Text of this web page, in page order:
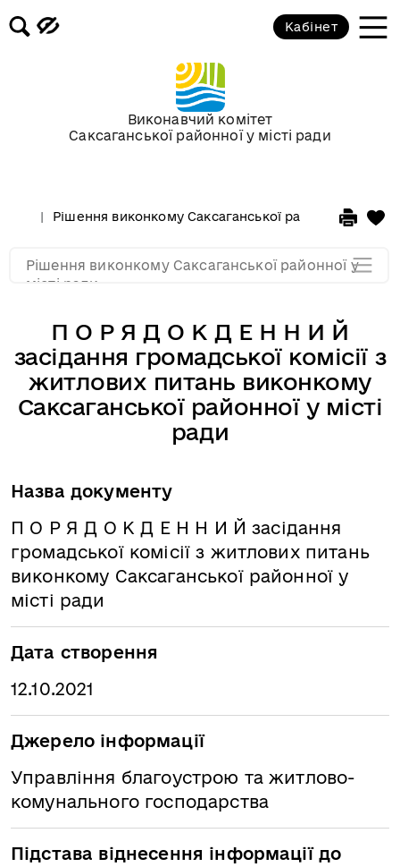
Виконавчий комітет
Саксаганської районної у місті ради
Кабінет
Рішення виконкому Саксаганської районної у місті
П О Р Я Д О К Д Е Н Н И Й
засідання громадської комісії з
житлових питань виконкому
Саксаганської районної у місті
ради
Назва документу
П О Р Я Д О К Д Е Н Н И Й засідання
громадської комісії з житлових питань
виконкому Саксаганської районної у
місті ради
Дата створення
12.10.2021
Джерело інформації
Управління благоустрою та житлово-
комунального господарства
Підстава віднесення інформації до
Рішення виконкому Саксаганської районної у
місті ради
Засідання за 2015 рік
Засідання за 2014 рік
Засідання за 2013 рік
Засідання за 2011
Засідання за 2010